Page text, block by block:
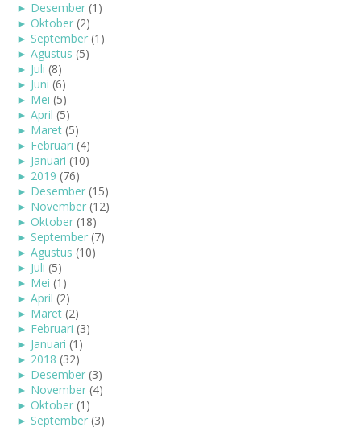
► Desember (1)
► Oktober (2)
► September (1)
► Agustus (5)
► Juli (8)
► Juni (6)
► Mei (5)
► April (5)
► Maret (5)
► Februari (4)
► Januari (10)
► 2019 (76)
► Desember (15)
► November (12)
► Oktober (18)
► September (7)
► Agustus (10)
► Juli (5)
► Mei (1)
► April (2)
► Maret (2)
► Februari (3)
► Januari (1)
► 2018 (32)
► Desember (3)
► November (4)
► Oktober (1)
► September (3)